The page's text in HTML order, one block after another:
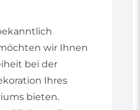
wir Ihnen
bei der
Ihres
bieten.